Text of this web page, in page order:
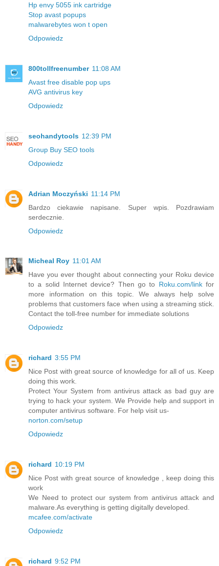
Hp envy 5055 ink cartridge
Stop avast popups
malwarebytes won t open
Odpowiedz
800tollfreenumber 11:08 AM
Avast free disable pop ups
AVG antivirus key
Odpowiedz
seohandytools 12:39 PM
Group Buy SEO tools
Odpowiedz
Adrian Moczyński 11:14 PM
Bardzo ciekawie napisane. Super wpis. Pozdrawiam
serdecznie.
Odpowiedz
Micheal Roy 11:01 AM
Have you ever thought about connecting your Roku device
to a solid Internet device? Then go to Roku.com/linkfor
more information on this topic. We always help solve
problems that customers face when using a streaming stick.
Contact the toll-free number for immediate solutions
Odpowiedz
richard 3:55 PM
Nice Post with great source of knowledge for all of us. Keep
doing this work.
Protect Your System from antivirus attack as bad guy are
trying to hack your system. We Provide help and support in
computer antivirus software. For help visit us-
norton.com/setup
Odpowiedz
richard 10:19 PM
Nice Post with great source of knowledge , keep doing this
work
We Need to protect our system from antivirus attack and
malware.As everything is getting digitally developed.
mcafee.com/activate
Odpowiedz
richard 9:52 PM